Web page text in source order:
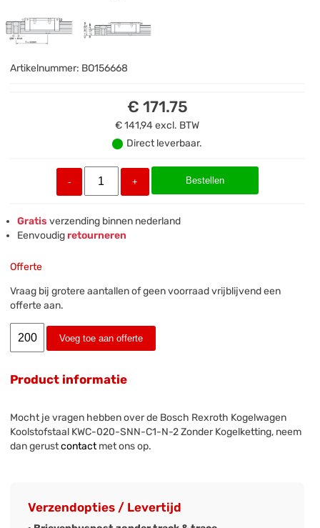
Artikelnummer: BO156668
€ 171.75
€ 141,94 excl. BTW
Direct leverbaar.
- + Bestellen
Gratis verzending binnen nederland
Eenvoudigretourneren
Offerte
Vraag bij grotere aantallen of geen voorraad vrijblijvend een
offerte aan.
Voeg toe aan offerte
Product informatie
Mocht je vragen hebben over de Bosch Rexroth Kogelwagen
Koolstofstaal KWC-020-SNN-C1-N-2 Zonder Kogelketting, neem
dan gerustcontactmet ons op.
Verzendopties / Levertijd